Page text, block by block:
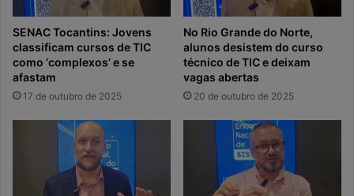
SENAC Tocantins: Jovens
classificam cursos de TIC
como ‘complexos’ e se
afastam
17 de outubro de 2025
No Rio Grande do Norte,
alunos desistem do curso
técnico de TIC e deixam
vagas abertas
20 de outubro de 2025